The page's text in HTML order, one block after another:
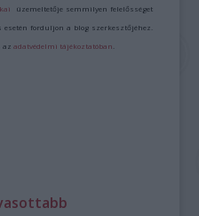
üzemeltetője semmilyen felelősséget
forduljon a blog szerkesztőjéhez.
azadatvédelmi tájékoztatóban